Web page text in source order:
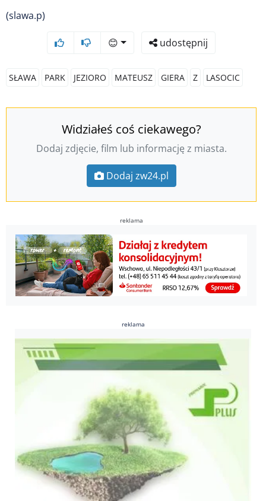
(slawa.p)
😊 udostępnij
SŁAWA PARK JEZIORO MATEUSZ GIERA Z LASOCIC
Widziałeś coś ciekawego?
Dodaj zdjęcie, film lub informację z miasta.
Dodaj zw24.pl
reklama
reklama